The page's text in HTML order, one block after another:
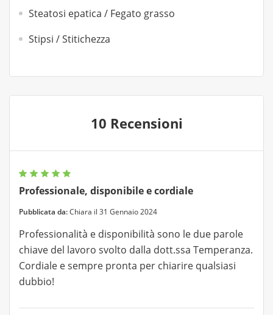
Steatosi epatica / Fegato grasso
Stipsi / Stitichezza
10 Recensioni
Professionale, disponibile e cordiale
Pubblicata da:Chiara il 31 Gennaio 2024
Professionalità e disponibilità sono le due parole
chiave del lavoro svolto dalla dott.ssa Temperanza.
Cordiale e sempre pronta per chiarire qualsiasi
dubbio!